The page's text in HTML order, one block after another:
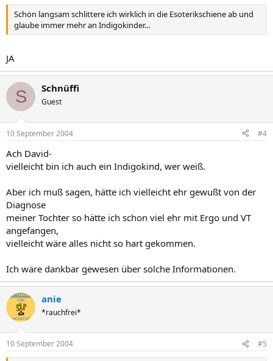
Schön langsam schlittere ich wirklich in die Esoterikschiene ab und
glaube immer mehr an Indigokinder...
JA
S Schnüffi
Guest
10 September 2004 #4
Ach David-
vielleicht bin ich auch ein Indigokind, wer weiß.
Aber ich muß sagen, hätte ich vielleicht ehr gewußt von der
Diagnose
meiner Tochter so hätte ich schon viel ehr mit Ergo und VT
angefangen,
vielleicht wäre alles nicht so hart gekommen.
Ich wäre dankbar gewesen über solche Informationen.
anie
*rauchfrei*
10 September 2004 #5